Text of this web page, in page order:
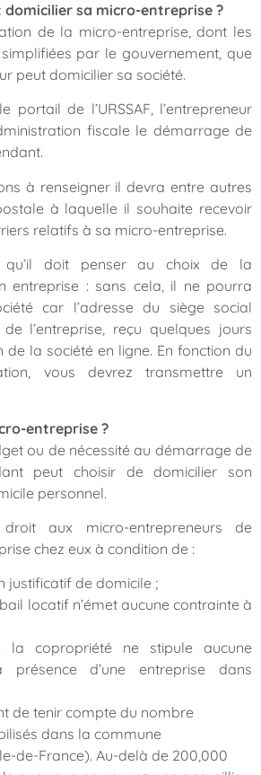
sa micro-entreprise ?
de la micro-entreprise, dont les
par le gouvernement, que
peut domicilier sa société.
portail de l’URSSAF, l’entrepreneur
fiscale le démarrage de
à renseigner il devra entre autres
à laquelle il souhaite recevoir
relatifs à sa micro-entreprise.
qu’il doit penser au choix de la
entreprise : sans cela, il ne pourra
car l’adresse du siège social
l’entreprise, reçu quelques jours
la société en ligne. En fonction du
vous devrez transmettre un
entreprise ?
ou de nécessité au démarrage de
peut choisir de domicilier son
personnel.
aux micro-entrepreneurs de
chez eux à condition de :
justificatif de domicile ;
locatif n’émet aucune contrainte à
la copropriété ne stipule aucune
d’une entreprise dans
de tenir compte du nombre
dans la commune
de-France). Au-delà de 200,000